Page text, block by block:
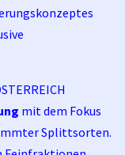
mit dem Fokus
Splittsorten.